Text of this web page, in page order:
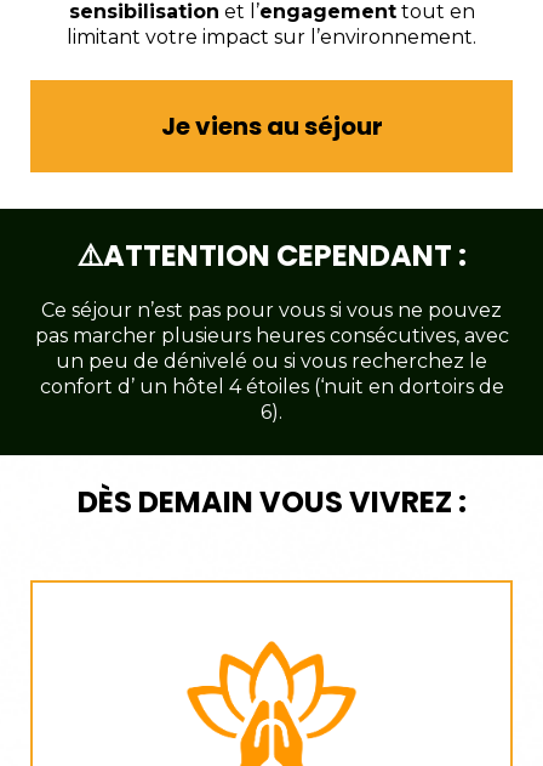
sensibilisation et l’engagementtout en
limitant votre impact sur l’environnement.
Je viens au séjour
⚠️ATTENTION CEPENDANT :
Ce séjour n’est pas pour vous si vous ne pouvez
pas marcher plusieurs heures consécutives, avec
un peu de dénivelé ou si vous recherchez le
confort d’ un hôtel 4 étoiles (‘nuit en dortoirs de
6).
DÈS DEMAIN VOUS VIVREZ :